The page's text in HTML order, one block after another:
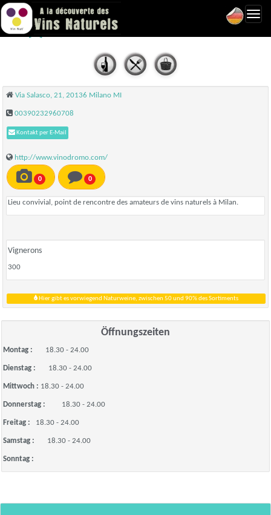
Vinodromo - Milano
Via Salasco, 21, 20136 Milano MI
00390232960708
Kontakt per E-Mail
http://www.vinodromo.com/
0 0
Lieu convivial, point de rencontre des amateurs de vins naturels à Milan.
Vignerons
300
Hier gibt es vorwiegend Naturweine, zwischen 50 und 90% des Sortiments
Öffnungszeiten
Montag : 18.30 - 24.00
Dienstag : 18.30 - 24.00
Mittwoch : 18.30 - 24.00
Donnerstag : 18.30 - 24.00
Freitag : 18.30 - 24.00
Samstag : 18.30 - 24.00
Sonntag :